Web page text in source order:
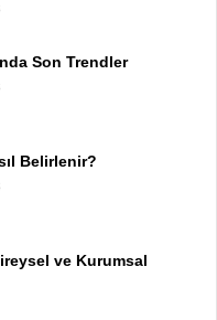
Son Trendler
Belirlenir?
ve Kurumsal